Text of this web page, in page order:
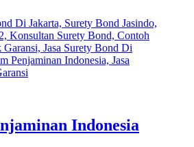
Indonesia